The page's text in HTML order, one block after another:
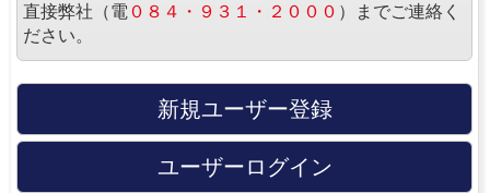
直接弊社（電 ０８４・９３１・２０００ ）までご連絡く
ださい。
新規ユーザー登録
ユーザーログイン